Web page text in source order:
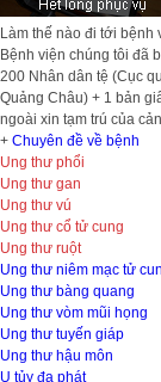
Làm thế nào đi tới
Bệnh viện chúng tôi đã
200 Nhân dân tệ (Cục
Quảng Châu) + 1 bản
ngoài xin tạm trú của
+ Chuyên đề về bệnh
Ung thư phổi
Ung thư gan
Ung thư vú
Ung thư cổ tử cung
Ung thư ruột
Ung thư niêm mạc tử
Ung thư bàng quang
Ung thư vòm mũi họng
Ung thư tuyến giáp
Ung thư hậu môn
U tủy đa phát